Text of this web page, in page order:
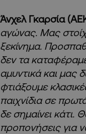
Άνχελ Γκαρσία
αγώνας. Μας
ξεκίνημα.
δεν τα
αμυντικά και μας
φτιάξουμε
παιχνίδια σε
δε σημαίνει κάτι.
προπονήσεις για